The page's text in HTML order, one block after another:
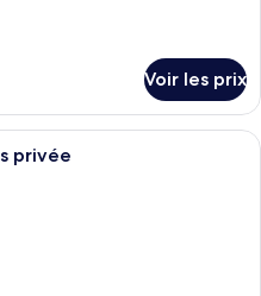
Voir les prix
Une chambre d’hôtel comprenant
privée